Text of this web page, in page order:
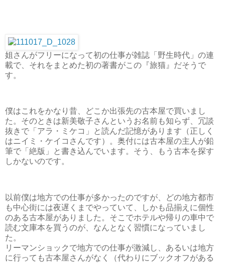
姐さんがフリーになって初の仕事が雑誌「野生時代」の連
載で、それをまとめた初の著書がこの『旅猫』だそうで
す。
僕はこれをかなり昔、どこか出張先の古本屋で買いまし
た。そのときは新美敬子さんというお名前も知らず、冗談
抜きで「アラ・ミケコ」と読んだ記憶があります（正しく
はニイミ・ケイコさんです）。奥付には古本屋の主人が鉛
筆で「絶版」と書き込んでいます。そう、もう古本を探す
しかないのです。
以前僕は地方での仕事が多かったのですが、どの地方都市
も中心街には夜遅くまでやっていて、しかも品揃えに個性
のある古本屋がありました。そこでホテルや帰りの車中で
読む文庫本を買うのが、なんとなく習慣になっていまし
た。
リーマンショックで地方での仕事が激減し、あるいは地方
に行っても古本屋さんがなく（代わりにブックオフがある